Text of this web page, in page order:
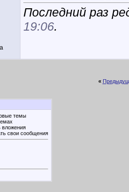
Последний раз
19:06.
«
темы
вложения
свои сообщения